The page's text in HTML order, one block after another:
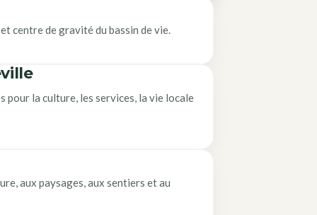
centre de gravité du bassin de vie.
pour la culture, les services, la vie locale
aux paysages, aux sentiers et au